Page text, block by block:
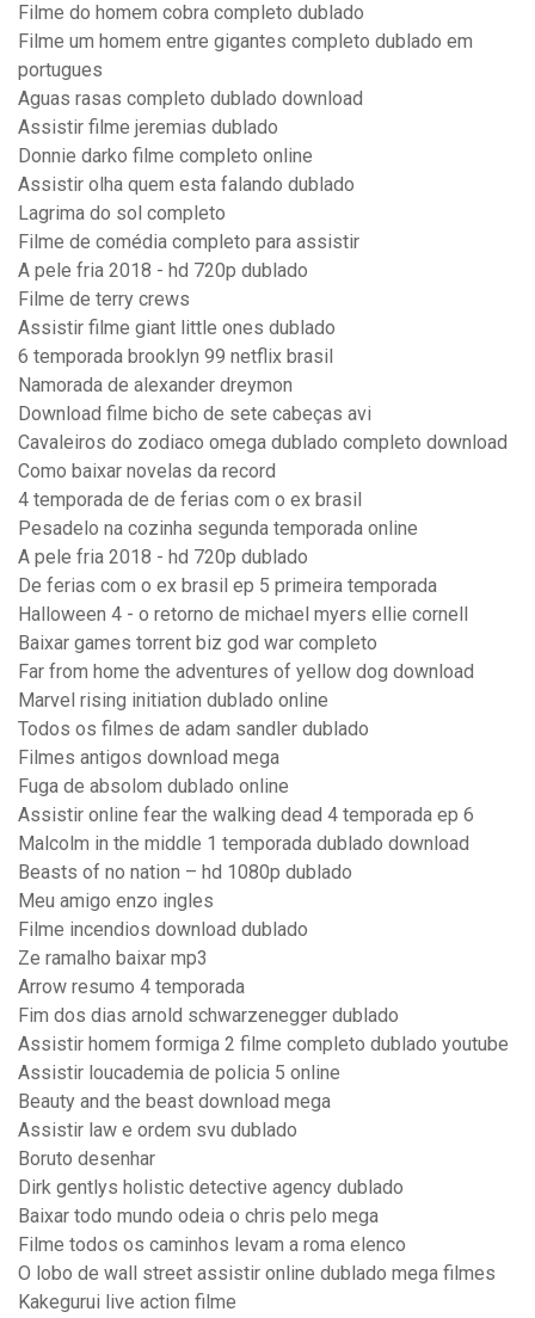
Filme do homem cobra completo dublado
Filme um homem entre gigantes completo dublado em
portugues
Aguas rasas completo dublado download
Assistir filme jeremias dublado
Donnie darko filme completo online
Assistir olha quem esta falando dublado
Lagrima do sol completo
Filme de comédia completo para assistir
A pele fria 2018 - hd 720p dublado
Filme de terry crews
Assistir filme giant little ones dublado
6 temporada brooklyn 99 netflix brasil
Namorada de alexander dreymon
Download filme bicho de sete cabeças avi
Cavaleiros do zodiaco omega dublado completo download
Como baixar novelas da record
4 temporada de de ferias com o ex brasil
Pesadelo na cozinha segunda temporada online
A pele fria 2018 - hd 720p dublado
De ferias com o ex brasil ep 5 primeira temporada
Halloween 4 - o retorno de michael myers ellie cornell
Baixar games torrent biz god war completo
Far from home the adventures of yellow dog download
Marvel rising initiation dublado online
Todos os filmes de adam sandler dublado
Filmes antigos download mega
Fuga de absolom dublado online
Assistir online fear the walking dead 4 temporada ep 6
Malcolm in the middle 1 temporada dublado download
Beasts of no nation – hd 1080p dublado
Meu amigo enzo ingles
Filme incendios download dublado
Ze ramalho baixar mp3
Arrow resumo 4 temporada
Fim dos dias arnold schwarzenegger dublado
Assistir homem formiga 2 filme completo dublado youtube
Assistir loucademia de policia 5 online
Beauty and the beast download mega
Assistir law e ordem svu dublado
Boruto desenhar
Dirk gentlys holistic detective agency dublado
Baixar todo mundo odeia o chris pelo mega
Filme todos os caminhos levam a roma elenco
O lobo de wall street assistir online dublado mega filmes
Kakegurui live action filme